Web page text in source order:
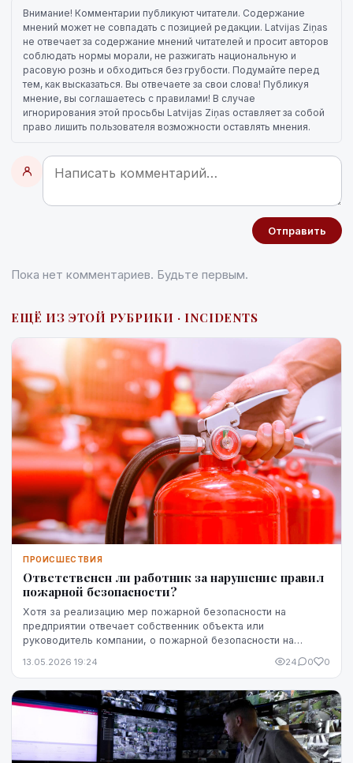
Внимание! Комментарии публикуют читатели. Содержание
мнений может не совпадать с позицией редакции. Latvijas Ziņas
не отвечает за содержание мнений читателей и просит авторов
соблюдать нормы морали, не разжигать национальную и
расовую рознь и обходиться без грубости. Подумайте перед
тем, как высказаться. Вы отвечаете за свои слова! Публикуя
мнение, вы соглашаетесь с правилами! В случае
игнорирования этой просьбы Latvijas Ziņas оставляет за собой
право лишить пользователя возможности оставлять мнения.
Отправить
Пока нет комментариев. Будьте первым.
ЕЩЁ ИЗ ЭТОЙ РУБРИКИ · INCIDENTS
ПРОИСШЕСТВИЯ
Ответственен ли работник за нарушение правил
пожарной безопасности?
Хотя за реализацию мер пожарной безопасности на
предприятии отвечает собственник объекта или
руководитель компании, о пожарной безопасности на
работников ...
13.05.2026 19:24 24 0 0